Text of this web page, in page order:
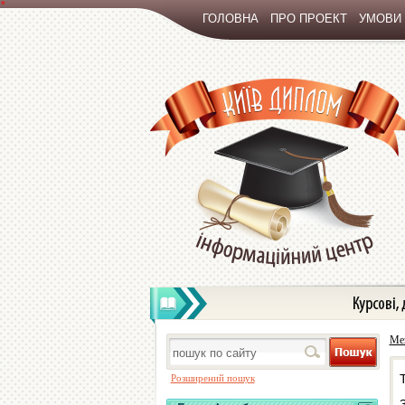
*
ГОЛОВНА ПРО ПРОЕКТ УМОВИ
Розширений пошук